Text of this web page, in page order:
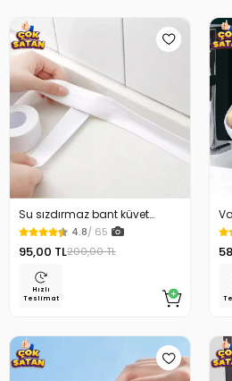
Su sızdırmaz bant küvet
Tezgah tamir bandı
4.8/ 65
95,00 TL200,00 TL
Hızlı
Teslimat